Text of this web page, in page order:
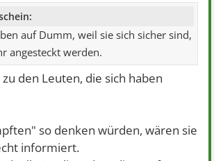
auf Dumm, weil sie sich sicher sind,
angesteckt werden.
den Leuten, die sich haben
so denken würden, wären sie
informiert.